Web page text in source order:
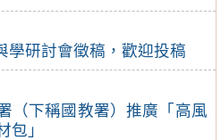
學研討會徵稿，歡迎投稿
（下稱國教署）推廣「高風
包」